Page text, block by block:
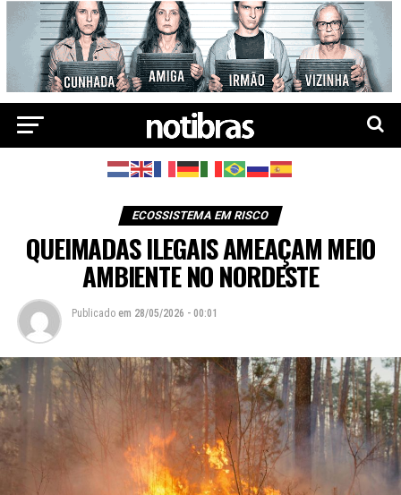
ECOSSISTEMA EM RISCO
QUEIMADAS ILEGAIS AMEAÇAM MEIO
AMBIENTE NO NORDESTE
Publicado em 28/05/2026 - 00:01